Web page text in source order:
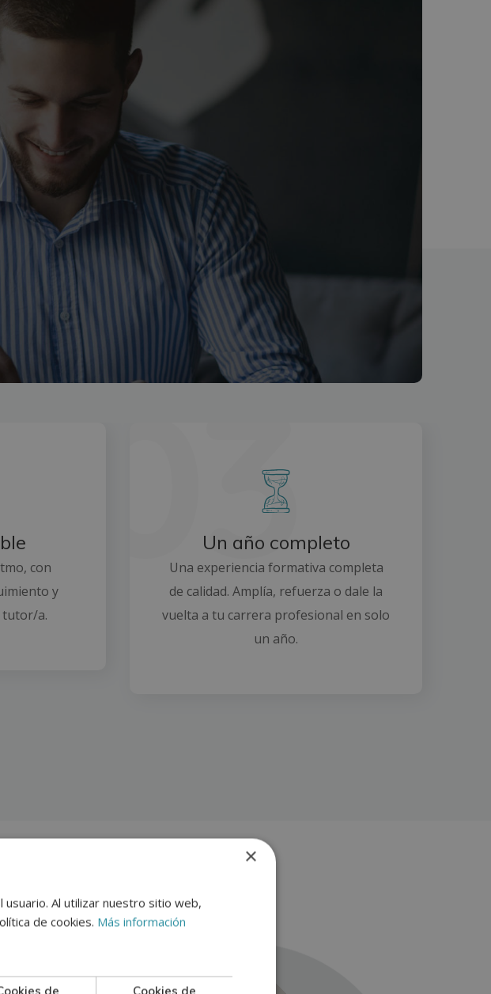
con
y
tutor/a.
Un año completo
Una experiencia formativa completa
de calidad. Amplía, refuerza o dale la
vuelta a tu carrera profesional en solo
un año.
×
Al utilizar nuestro sitio web,
de cookies. Más información
de
Cookies de